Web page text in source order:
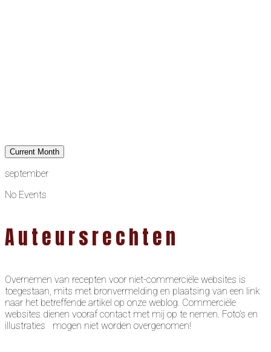
Current Month
september
No Events
Auteursrechten
Overnemen van recepten voor niet-commerciële websites is
toegestaan, mits met bronvermelding en plaatsing van een link
naar het betreffende artikel op onze weblog. Commerciële
websites dienen vooraf contact met mij op te nemen. Foto’s en
illustraties mogen niet worden overgenomen!